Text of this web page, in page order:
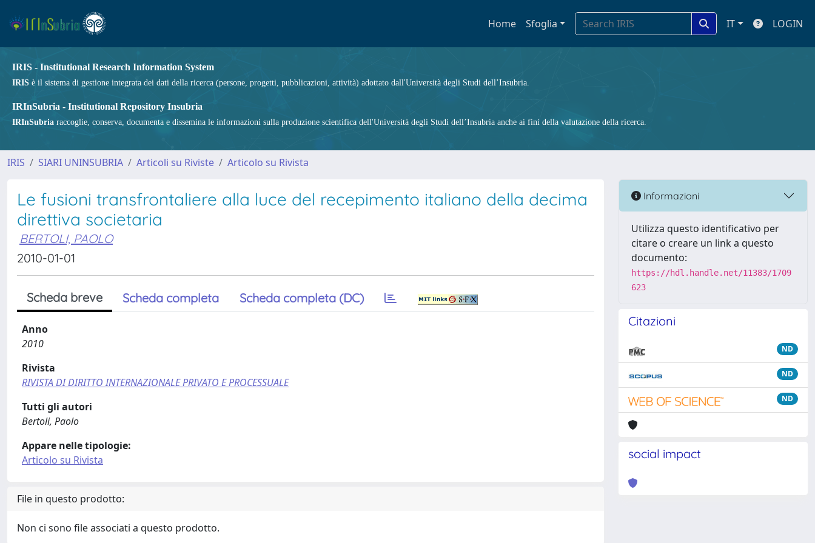
Home Sfoglia IT LOGIN
IRIS - Institutional Research Information System
IRIS è il sistema di gestione integrata dei dati della ricerca (persone, progetti, pubblicazioni, attività) adottato dall'Università degli Studi dell’Insubria.
IRInSubria - Institutional Repository Insubria
IRInSubria raccoglie, conserva, documenta e dissemina le informazioni sulla produzione scientifica dell'Università degli Studi dell’Insubria anche ai fini della valutazione della ricerca.
IRIS SIARI UNINSUBRIA Articoli su Riviste Articolo su Rivista
Le fusioni transfrontaliere alla luce del recepimento italiano della decima
direttiva societaria
BERTOLI, PAOLO
2010-01-01
Scheda breve Scheda completa Scheda completa (DC)
Anno
2010
Rivista
RIVISTA DI DIRITTO INTERNAZIONALE PRIVATO E PROCESSUALE
Tutti gli autori
Bertoli, Paolo
Appare nelle tipologie:
Articolo su Rivista
File in questo prodotto:
Non ci sono file associati a questo prodotto.
Informazioni
Utilizza questo identificativo per
citare o creare un link a questo
documento:
https://hdl.handle.net/11383/1709
623
Citazioni
ND
ND
ND
social impact